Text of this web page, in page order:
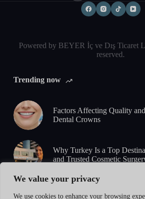
We value your privacy
We use cookies to enhance your browsing
Powered by BEYER İç ve Dış Ticaret
reserved.
Trending now
Factors Affecting Quality
Dental Crowns
Why Turkey Is a Top
and Trusted Cosmetic